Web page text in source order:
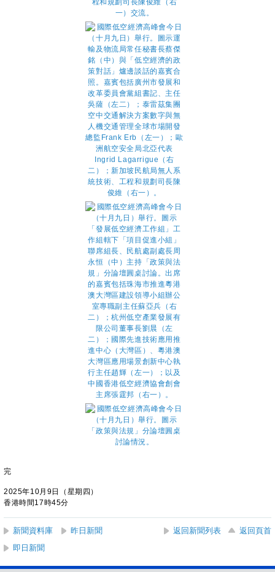
完
2025年10月9日（星期四）
香港時間17時45分
新聞資料庫 昨日新聞 返回新聞列表
返回頁首
即日新聞